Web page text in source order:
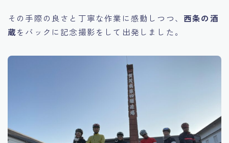
その手際の良さと丁寧な作業に感動しつつ、 西条の酒
蔵をバックに記念撮影をして出発しました。